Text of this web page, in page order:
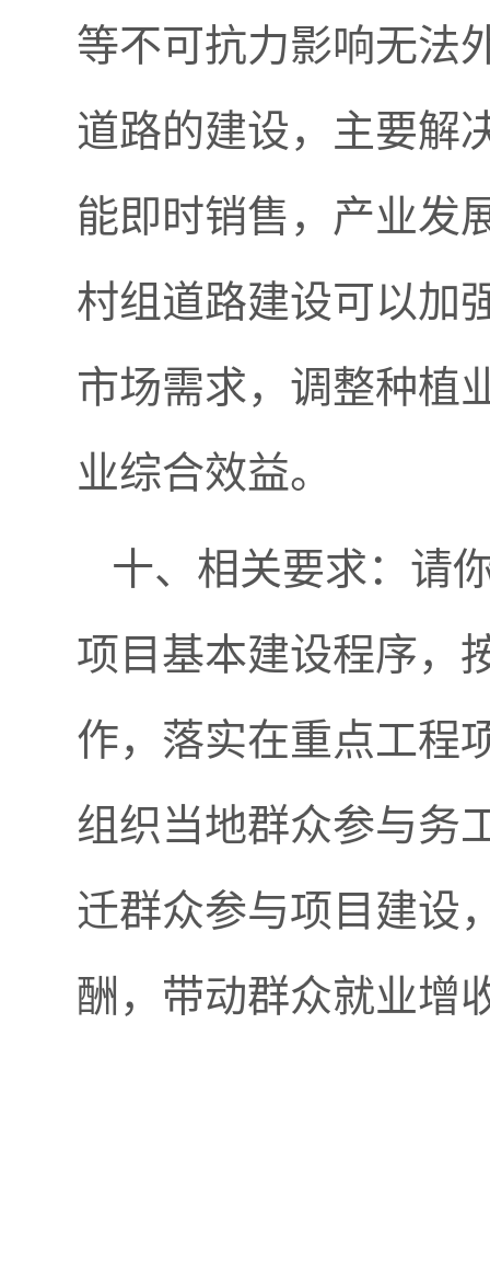
等不可抗力影响无法
道路的建设，主要解
能即时销售，产业发
村组道路建设可以加
市场需求，调整种植
业综合效益。
十、相关要求：请
项目基本建设程序，
作，落实在重点工程
组织当地群众参与务
迁群众参与项目建设
酬，带动群众就业增